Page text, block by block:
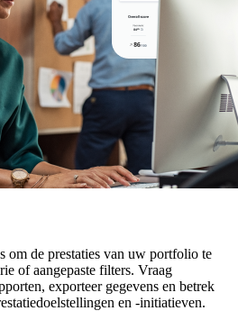
om de prestaties van uw portfolio te
of aangepaste filters. Vraag
exporteer gegevens en betrek
en -initiatieven.